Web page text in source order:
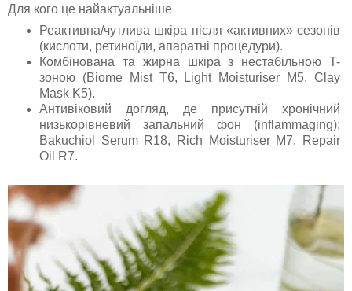
Для кого це найактуальніше
Реактивна/чутлива шкіра після «активних» сезонів
(кислоти, ретиноїди, апаратні процедури).
Комбінована та жирна шкіра з нестабільною T-
зоною (Biome Mist T6, Light Moisturiser M5, Clay
Mask K5).
Антивіковий догляд, де присутній хронічний
низькорівневий запальний фон (inflammaging):
Bakuchiol Serum R18, Rich Moisturiser M7, Repair
Oil R7.